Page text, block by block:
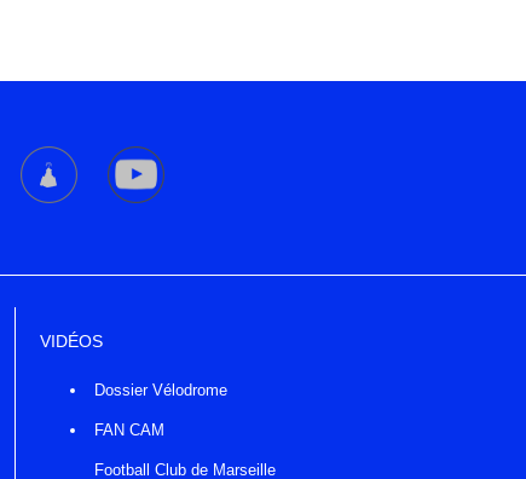
VIDÉOS
Dossier Vélodrome
FAN CAM
Football Club de Marseille